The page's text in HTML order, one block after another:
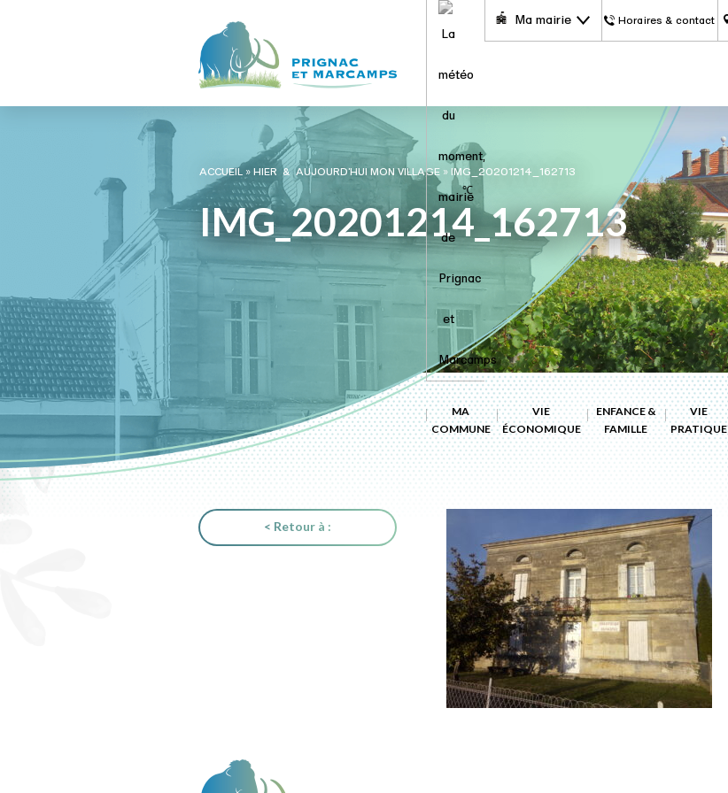
℃
Ma mairie Horaires & contact
MA
COMMUNE
VIE
ÉCONOMIQUE
ENFANCE &
FAMILLE
VIE
PRATIQUE
ACCUEIL»HIER & AUJOURD’HUI MON VILLAGE» IMG_20201214_162713
IMG_20201214_162713
< Retour à :